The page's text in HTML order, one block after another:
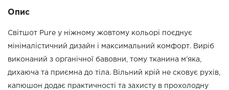
Опис
Світшот Pure у ніжному жовтому кольорі поєднує
мінімалістичний дизайн і максимальний комфорт. Виріб
виконаний з органічної бавовни, тому тканина м’яка,
дихаюча та приємна до тіла. Вільний крій не сковує рухів,
капюшон додає практичності та захисту в прохолодну